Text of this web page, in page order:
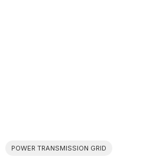
POWER TRANSMISSION GRID